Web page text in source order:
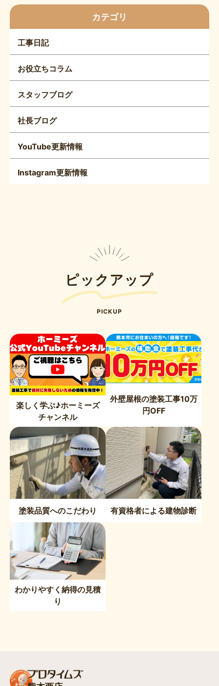
カテゴリ
工事日記
お役立ちコラム
スタッフブログ
社長ブログ
YouTube更新情報
Instagram更新情報
ピックアップ
PICKUP
楽しく学ぶ♪ホーミーズ
チャンネル
外壁屋根の塗装工事10万
円OFF
塗装品質へのこだわり 有資格者による建物診断
わかりやすく納得の見積
り